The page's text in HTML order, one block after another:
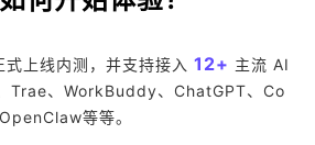
上线内测，并支持接入 12+ 主流 AI
Trae、WorkBuddy、ChatGPT、Co
等等。